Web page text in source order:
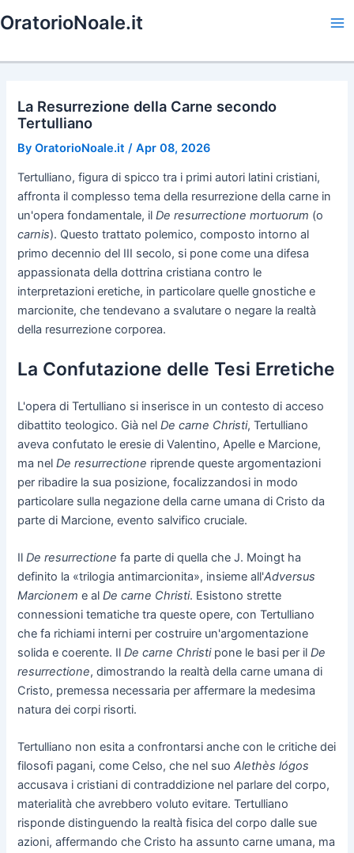
to
OratorioNoale.it
La Resurrezione della Carne secondo
Tertulliano
ByOratorioNoale.it /Apr 08, 2026
Tertulliano, figura di spicco tra i primi autori latini cristiani,
affronta il complesso tema della resurrezione della carne in
un'opera fondamentale, ilDe resurrectione mortuorum (o
carnis). Questo trattato polemico, composto intorno al
primo decennio del III secolo, si pone come una difesa
appassionata della dottrina cristiana contro le
interpretazioni eretiche, in particolare quelle gnostiche e
marcionite, che tendevano a svalutare o negare la realtà
della resurrezione corporea.
La Confutazione delle Tesi Erretiche
L'opera di Tertulliano si inserisce in un contesto di acceso
dibattito teologico. Già nelDe carne Christi, Tertulliano
aveva confutato le eresie di Valentino, Apelle e Marcione,
ma nelDe resurrectione riprende queste argomentazioni
per ribadire la sua posizione, focalizzandosi in modo
particolare sulla negazione della carne umana di Cristo da
parte di Marcione, evento salvifico cruciale.
IlDe resurrectione fa parte di quella che J. Moingt ha
definito la «trilogia antimarcionita», insieme all'Adversus
Marcionem e alDe carne Christi. Esistono strette
connessioni tematiche tra queste opere, con Tertulliano
che fa richiami interni per costruire un'argomentazione
solida e coerente. IlDe carne Christipone le basi per ilDe
resurrectione, dimostrando la realtà della carne umana di
Cristo, premessa necessaria per affermare la medesima
natura dei corpi risorti.
Tertulliano non esita a confrontarsi anche con le critiche dei
filosofi pagani, come Celso, che nel suoAlethès lógos
accusava i cristiani di contraddizione nel parlare del corpo,
materialità che avrebbero voluto evitare. Tertulliano
risponde distinguendo la realtà fisica del corpo dalle sue
azioni, affermando che Cristo ha assunto carne umana, ma